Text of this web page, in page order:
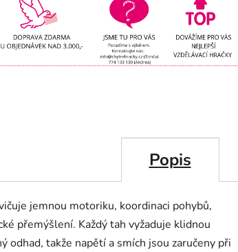
Popis
jemnou motoriku, koordinaci pohybů,
přemýšlení. Každý tah vyžaduje klidnou
odhad, takže napětí a smích jsou zaručeny při